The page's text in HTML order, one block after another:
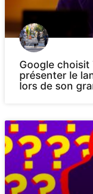
Google
présenter le
lors de son